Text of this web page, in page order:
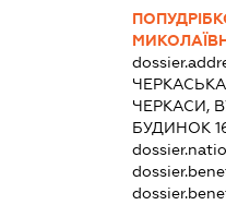
ЧЕРКАСИ,
БУДИНОК